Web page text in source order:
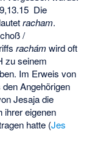
Die
racham.
/
rachám wird oft
zu seinem
Im Erweis von
Angehörigen
Jesaja die
ihrer eigenen
hatte (Jes